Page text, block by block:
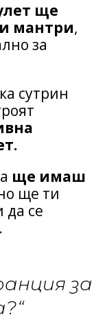
ще
мантри,
за
сутрин
ще имаш
ще ти
да се
за